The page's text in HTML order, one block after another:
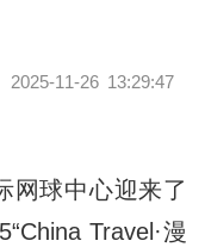
2025-11-26 13:29:47
球中心迎来了
Travel·漫